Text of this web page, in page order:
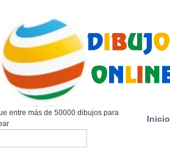
Inicio
entre más de 50000 dibujos para